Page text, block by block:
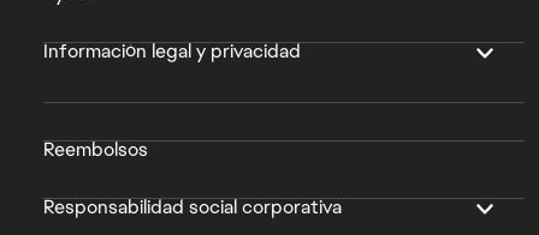
Información legal y privacidad
Reembolsos
Responsabilidad social corporativa